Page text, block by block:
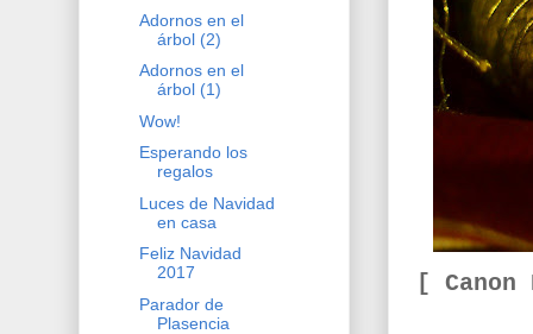
[ Canon
Adornos en el
árbol (2)
Adornos en el
árbol (1)
Wow!
Esperando los
regalos
Luces de Navidad
en casa
Feliz Navidad
2017
Parador de
Plasencia